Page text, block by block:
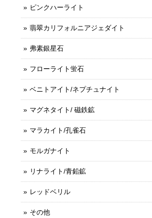
ピンクハーライト
翡翠カリフォルニアジェダイト
弗素銀星石
フローライト蛍石
ベニトアイト/ネプチュナイト
マグネタイト/ 磁鉄鉱
マラカイト/孔雀石
モルガナイト
リナライト/青鉛鉱
レッドベリル
その他